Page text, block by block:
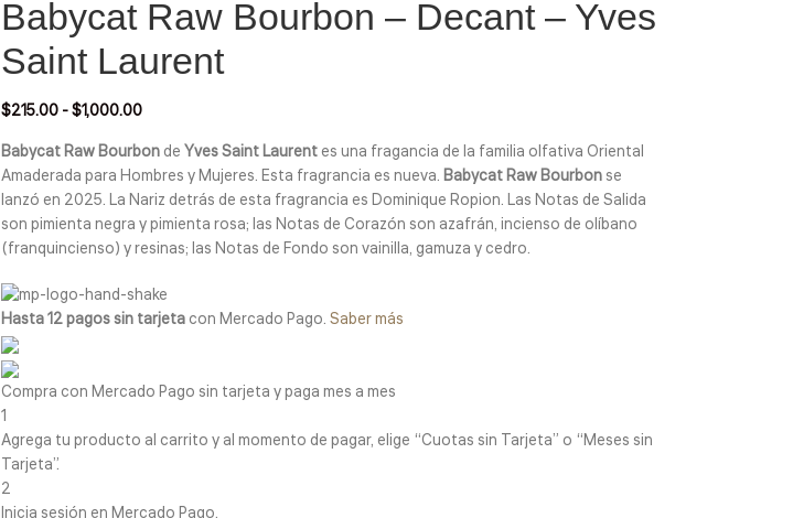
Babycat Raw Bourbon – Decant – Yves
Saint Laurent
$215.00 -$1,000.00
Babycat Raw Bourbonde Yves Saint Laurentes una fragancia de la familia olfativa Oriental
Amaderada para Hombres y Mujeres. Esta fragrancia es nueva. Babycat Raw Bourbonse
lanzó en 2025. La Nariz detrás de esta fragrancia es Dominique Ropion. Las Notas de Salida
son pimienta negra y pimienta rosa; las Notas de Corazón son azafrán, incienso de olíbano
(franquincienso) y resinas; las Notas de Fondo son vainilla, gamuza y cedro.
Hasta 12 pagos sin tarjetacon Mercado Pago. Saber más
Compra con Mercado Pago sin tarjeta y paga mes a mes
1
Agrega tu producto al carrito y al momento de pagar, elige “Cuotas sin Tarjeta” o “Meses sin
Tarjeta”.
2